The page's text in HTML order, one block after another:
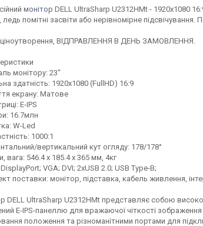
монітор DELL UltraSharp U2312HMt - 1920x1080
ледь помітні засвіти або нерівномірне
ціноутворення, ВІДПРАВЛЕННЯ В ДЕНЬ ЗАМОВЛЕННЯ.
монітору: 23"
здатність: 1920х1080 (FullHD) 16:9
екрану: Матове
E-IPS
16.7млн
W-Led
1000:1
вертикальний кут огляду: 178/178°
вага: 546.4 x 185.4 x 365 мм, 4кг
VGA; DVI; 2xUSB 2.0; USB Type-B;
поставки: монітор, підставка, кабель живлення,
DELL UltraSharp U2312HMt представляє собою
E-IPS-панеллю для вражаючої чіткості
положення та різноманітними портами для